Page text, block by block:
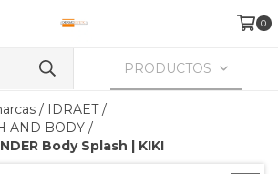
0
PRODUCTOS
/ IDRAET /
AND BODY /
Body Splash | KIKI